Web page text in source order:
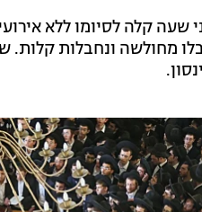
שעה קלה לסיומו ללא
מחולשה ונחבלות קלות.